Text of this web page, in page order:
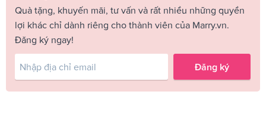
Quà tặng, khuyến mãi, tư vấn và rất nhiều những quyền
lợi khác chỉ dành riêng cho thành viên của Marry.vn.
Đăng ký ngay!
Đăng ký